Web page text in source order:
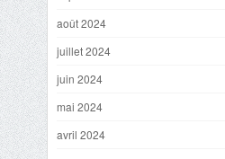
août 2024
juillet 2024
juin 2024
mai 2024
avril 2024